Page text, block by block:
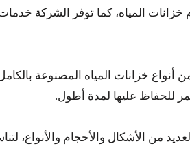
خزانات المياه، كما توفر الشركة
أنواع خزانات المياه المصنوعة
للحفاظ عليها لمدة أطول.
من الأشكال والأحجام والأنواع،